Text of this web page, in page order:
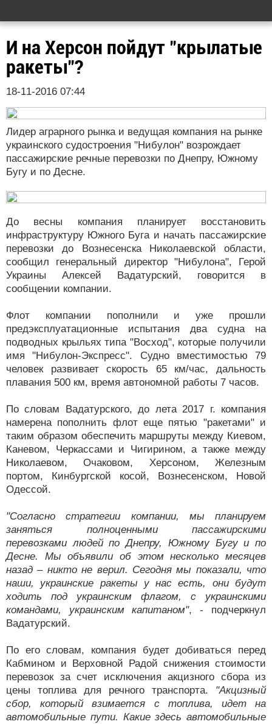
И на Херсон пойдут "крылатые
ракеты"?
18-11-2016 07:44
Лидер аграрного рынка и ведущая компания на рынке
украинского судостроения "Нибулон" возрождает
пассажирские речные перевозки по Днепру, Южному
Бугу и по Десне.
До весны компания планирует восстановить
инфраструктуру Южного Буга и начать пассажирские
перевозки до Вознесенска Николаевской области,
сообщил генеральный директор "Нибулона", Герой
Украины Алексей Вадатурский, говорится в
сообщении компании.
Флот компании пополнили и уже прошли
предэксплуатационные испытания два судна на
подводных крыльях типа "Восход", которые получили
имя "Нибулон-Экспресс". Судно вместимостью 79
человек развивает скорость 65 км/час, дальность
плавания 500 км, время автономной работы 7 часов.
По словам Вадатурского, до лета 2017 г. компания
намерена пополнить флот еще пятью "ракетами" и
таким образом обеспечить маршруты между Киевом,
Каневом, Черкассами и Чигирином, а также между
Николаевом, Очаковом, Херсоном, Железным
портом, Кинбургской косой, Вознесенском, Новой
Одессой.
"Согласно стратегии компании, мы планируем
заняться полноценными пассажирскими
перевозками людей по Днепру, Южному Бугу и по
Десне. Мы объявили об этом несколько месяцев
назад – никто не верил. Сегодня мы показали, что
наши, украинские ракеты у нас есть, они будут
ходить под украинским флагом, с украинскими
командами, украинским капитаном", - подчеркнул
Вадатурский.
По его словам, компания будет добиваться перед
Кабмином и Верховной Радой снижения стоимости
перевозок за счет исключения акцизного сбора из
цены топлива для речного транспорта. "Акцизный
сбор, который взимается с топлива, идет на
автомобильные пути. Какие здесь автомобильные